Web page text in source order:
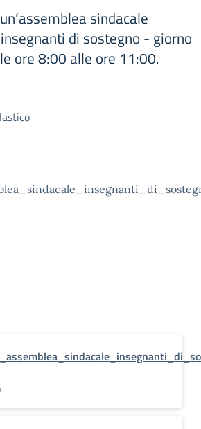
sindacale
di sostegno - giorno
ore 8:00 alle ore 11:00.